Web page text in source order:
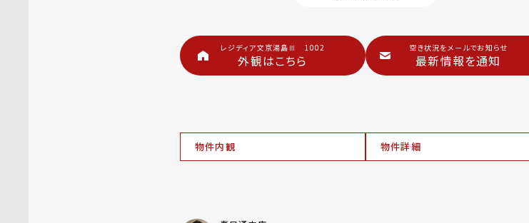
レジディア文京湯島Ⅲ 1002
外観はこちら
空き状況をメールでお知らせ
最新情報を通知
物件内観 物件詳細